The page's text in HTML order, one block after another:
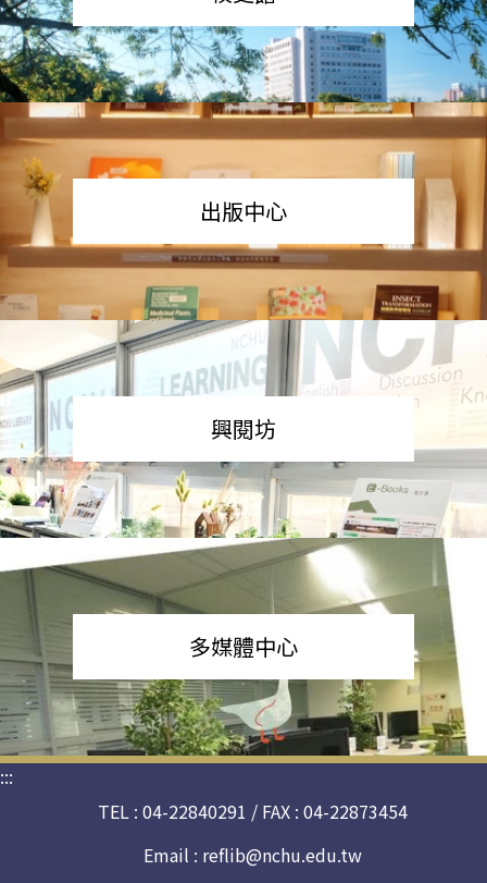
出版中心
興閱坊
多媒體中心
:::
TEL : 04-22840291 / FAX : 04-22873454
Email : reflib@nchu.edu.tw